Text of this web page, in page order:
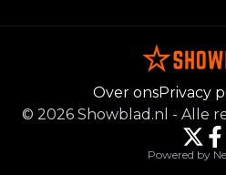
Over onsPrivacy
© 2026 Showblad.nl - Alle
Powered by